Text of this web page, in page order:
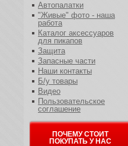
Автопалатки
"Живые" фото - наша
работа
Каталог аксессуаров
для пикапов
Защита
Запасные части
Наши контакты
Б/у товары
Видео
Пользовательское
соглашение
ПОЧЕМУ СТОИТ
ПОКУПАТЬ У НАС